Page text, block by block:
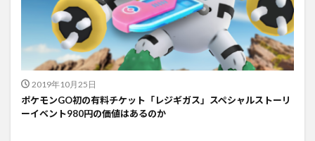
2019年10月25日
ポケモンGO初の有料チケット「レジギガス」スペシャルストーリ
ーイベント980円の価値はあるのか